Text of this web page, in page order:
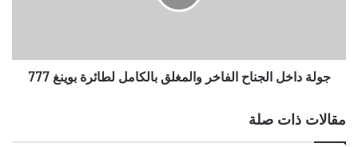
جولة داخل الجناح الفاخر والمغلق بالكامل لطائرة بوينغ 777
مقالات ذات صلة